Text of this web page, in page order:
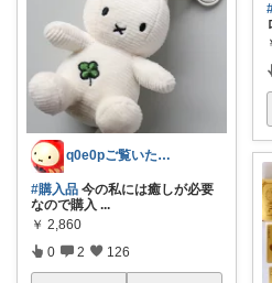
q0e0pご覧いただきありがとうござい〼
#購入品 今の私には癒しが必要
なので購入 ...
￥ 2,860
0 2 126